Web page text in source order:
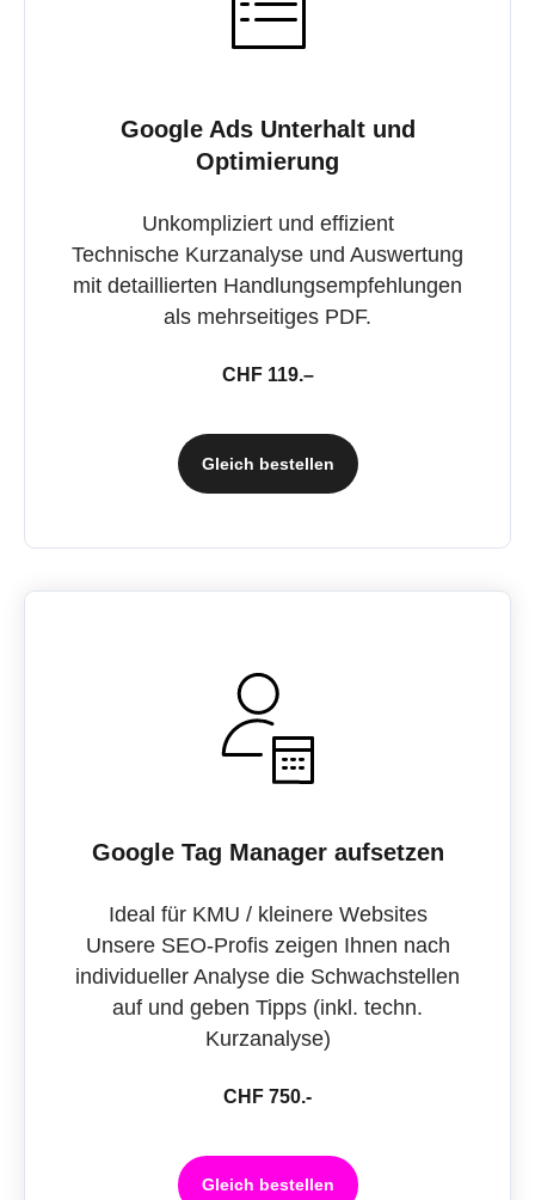
Google Ads Unterhalt und
Optimierung
Unkompliziert und effizient
Technische Kurzanalyse und Auswertung
mit detaillierten Handlungsempfehlungen
als mehrseitiges PDF.
CHF 119.–
Gleich bestellen
Google Tag Manager aufsetzen
Ideal für KMU / kleinere Websites
Unsere SEO-Profis zeigen Ihnen nach
individueller Analyse die Schwachstellen
auf und geben Tipps (inkl. techn.
Kurzanalyse)
CHF 750.-
Gleich bestellen